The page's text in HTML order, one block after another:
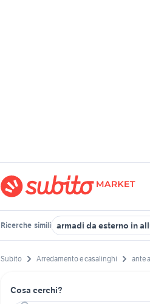
Ricerche simili armadi da esterno in
Subito Arredamento e casalinghi ante
Cosa cerchi?